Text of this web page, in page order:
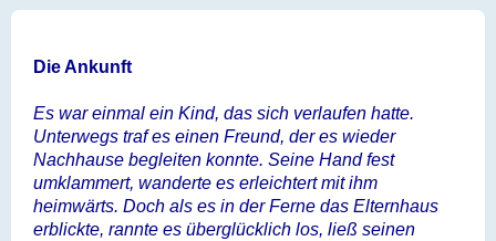
Die Ankunft
Es war einmal ein Kind, das sich verlaufen hatte.
Unterwegs traf es einen Freund, der es wieder
Nachhause begleiten konnte. Seine Hand fest
umklammert, wanderte es erleichtert mit ihm
heimwärts. Doch als es in der Ferne das Elternhaus
erblickte, rannte es überglücklich los, ließ seinen